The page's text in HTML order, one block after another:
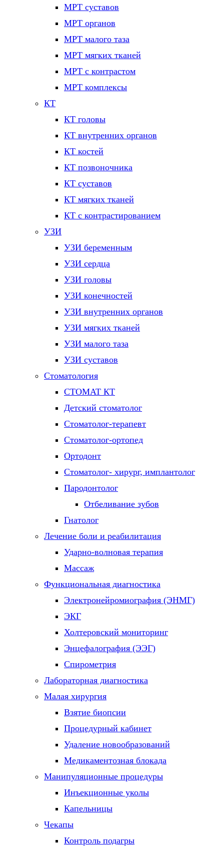
МРТ суставов
МРТ органов
МРТ малого таза
МРТ мягких тканей
МРТ с контрастом
МРТ комплексы
КТ
КТ головы
КТ внутренних органов
КТ костей
КТ позвоночника
КТ суставов
КТ мягких тканей
КТ с контрастированием
УЗИ
УЗИ беременным
УЗИ сердца
УЗИ головы
УЗИ конечностей
УЗИ внутренних органов
УЗИ мягких тканей
УЗИ малого таза
УЗИ суставов
Стоматология
СТОМАТ КТ
Детский стоматолог
Стоматолог-терапевт
Стоматолог-ортопед
Ортодонт
Стоматолог- хирург, имплантолог
Пародонтолог
Отбеливание зубов
Гнатолог
Лечение боли и реабилитация
Ударно-волновая терапия
Массаж
Функциональная диагностика
Электронейромиография (ЭНМГ)
ЭКГ
Холтеровский мониторинг
Энцефалография (ЭЭГ)
Спирометрия
Лабораторная диагностика
Малая хирургия
Взятие биопсии
Процедурный кабинет
Удаление новообразований
Медикаментозная блокада
Манипуляционные процедуры
Инъекционные уколы
Капельницы
Чекапы
Контроль подагры